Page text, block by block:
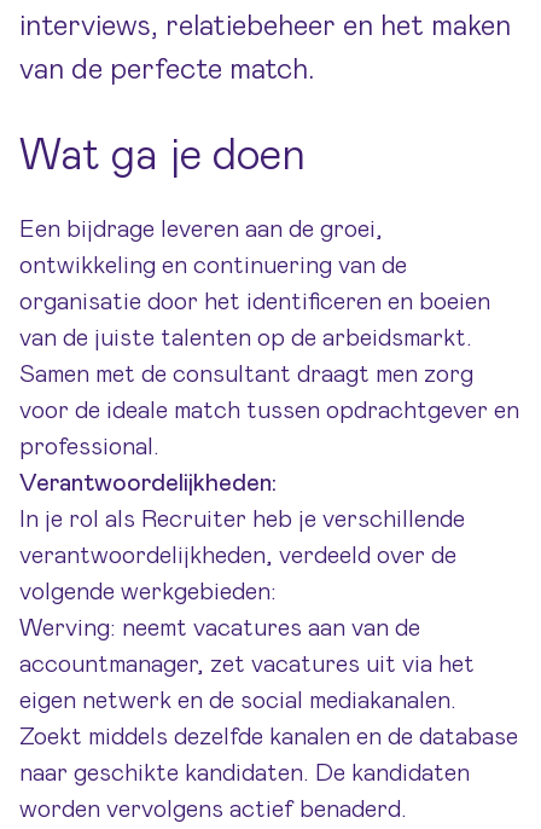
interviews, relatiebeheer en het maken
van de perfecte match.
Wat ga je doen
Een bijdrage leveren aan de groei,
ontwikkeling en continuering van de
organisatie door het identificeren en boeien
van de juiste talenten op de arbeidsmarkt.
Samen met de consultant draagt men zorg
voor de ideale match tussen opdrachtgever en
professional.
Verantwoordelijkheden:
In je rol als Recruiter heb je verschillende
verantwoordelijkheden, verdeeld over de
volgende werkgebieden:
Werving: neemt vacatures aan van de
accountmanager, zet vacatures uit via het
eigen netwerk en de social mediakanalen.
Zoekt middels dezelfde kanalen en de database
naar geschikte kandidaten. De kandidaten
worden vervolgens actief benaderd.